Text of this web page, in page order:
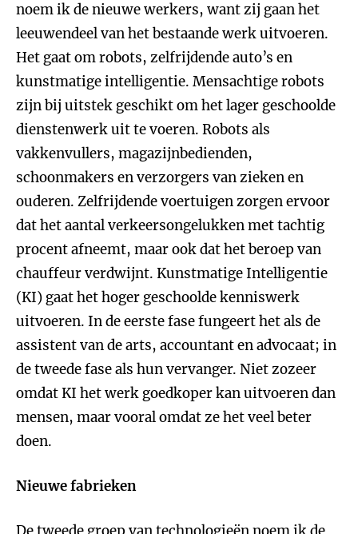
noem ik de nieuwe werkers, want zij gaan het
leeuwendeel van het bestaande werk uitvoeren.
Het gaat om robots, zelfrijdende auto’s en
kunstmatige intelligentie. Mensachtige robots
zijn bij uitstek geschikt om het lager geschoolde
dienstenwerk uit te voeren. Robots als
vakkenvullers, magazijnbedienden,
schoonmakers en verzorgers van zieken en
ouderen. Zelfrijdende voertuigen zorgen ervoor
dat het aantal verkeersongelukken met tachtig
procent afneemt, maar ook dat het beroep van
chauffeur verdwijnt. Kunstmatige Intelligentie
(KI) gaat het hoger geschoolde kenniswerk
uitvoeren. In de eerste fase fungeert het als de
assistent van de arts, accountant en advocaat; in
de tweede fase als hun vervanger. Niet zozeer
omdat KI het werk goedkoper kan uitvoeren dan
mensen, maar vooral omdat ze het veel beter
doen.
Nieuwe fabrieken